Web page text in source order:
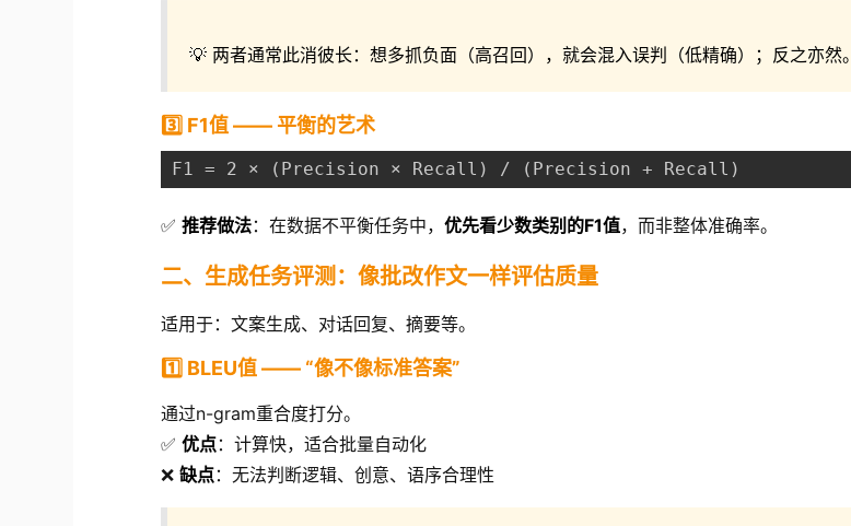
💡 两者通常此消彼长：想多抓负面（高召回），就会混入误判（低精确）；反之亦然。
3️⃣ F1值 —— 平衡的艺术
F1 = 2 × (Precision × Recall) / (Precision + Recall)
✅推荐做法：在数据不平衡任务中，优先看少数类别的F1值，而非整体准确率。
二、生成任务评测：像批改作文一样评估质量
适用于：文案生成、对话回复、摘要等。
1️⃣ BLEU值 —— “像不像标准答案”
通过n-gram重合度打分。
✅优点：计算快，适合批量自动化
❌缺点：无法判断逻辑、创意、语序合理性